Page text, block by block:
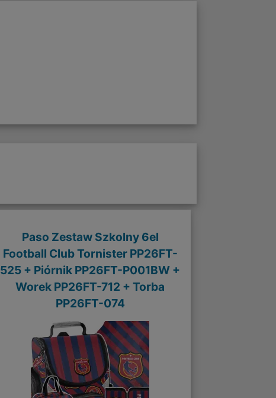
Paso Zestaw Szkolny 6el
Football Club Tornister PP26FT-
525 + Piórnik PP26FT-P001BW +
Worek PP26FT-712 + Torba
PP26FT-074